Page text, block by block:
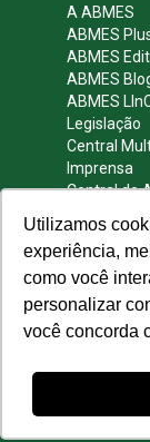
Utilizamos
experiência,
como você
personalizar
você concorda
A ABMES
ABMES
ABMES
ABMES
ABMES
Legislação
Central
Imprensa
Central do
REDES